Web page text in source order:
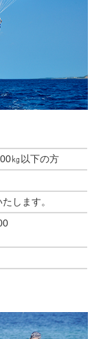
㎏以下の方
します。